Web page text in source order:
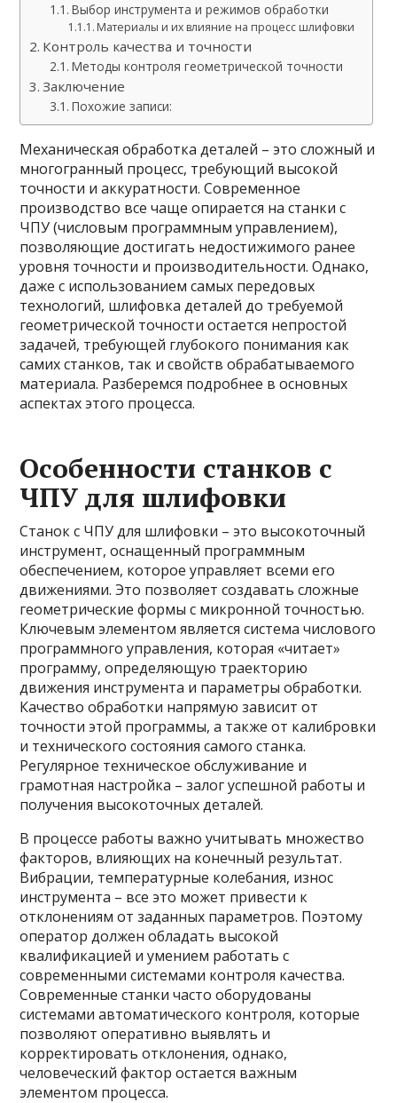
Выбор инструмента и режимов обработки
Материалы и их влияние на процесс шлифовки
Контроль качества и точности
Методы контроля геометрической точности
Заключение
Похожие записи:
Механическая обработка деталей – это сложный и
многогранный процесс, требующий высокой
точности и аккуратности. Современное
производство все чаще опирается на станки с
ЧПУ (числовым программным управлением),
позволяющие достигать недостижимого ранее
уровня точности и производительности. Однако,
даже с использованием самых передовых
технологий, шлифовка деталей до требуемой
геометрической точности остается непростой
задачей, требующей глубокого понимания как
самих станков, так и свойств обрабатываемого
материала. Разберемся подробнее в основных
аспектах этого процесса.
Особенности станков с
ЧПУ для шлифовки
Станок с ЧПУ для шлифовки – это высокоточный
инструмент, оснащенный программным
обеспечением, которое управляет всеми его
движениями. Это позволяет создавать сложные
геометрические формы с микронной точностью.
Ключевым элементом является система числового
программного управления, которая «читает»
программу, определяющую траекторию
движения инструмента и параметры обработки.
Качество обработки напрямую зависит от
точности этой программы, а также от калибровки
и технического состояния самого станка.
Регулярное техническое обслуживание и
грамотная настройка – залог успешной работы и
получения высокоточных деталей.
В процессе работы важно учитывать множество
факторов, влияющих на конечный результат.
Вибрации, температурные колебания, износ
инструмента – все это может привести к
отклонениям от заданных параметров. Поэтому
оператор должен обладать высокой
квалификацией и умением работать с
современными системами контроля качества.
Современные станки часто оборудованы
системами автоматического контроля, которые
позволяют оперативно выявлять и
корректировать отклонения, однако,
человеческий фактор остается важным
элементом процесса.